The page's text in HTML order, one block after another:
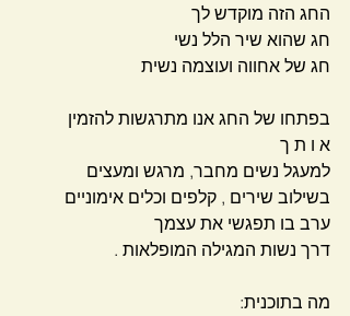
החג הזה מוקדש לך
חג שהוא שיר הלל נשי
חג של אחווה ועוצמה נשית
בפתחו של החג אנו מתרגשות להזמין
א ו ת ך
למעגל נשים מחבר, מרגש ומעצים
בשילוב שירים , קלפים וכלים אימוניים
ערב בו תפגשי את עצמך
דרך נשות המגילה המופלאות .
מה בתוכנית: